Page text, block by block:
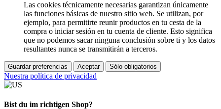
Las cookies técnicamente necesarias garantizan únicamente
las funciones básicas de nuestro sitio web. Se utilizan, por
ejemplo, para permitirte reunir productos en tu cesta de la
compra o iniciar sesión en tu cuenta de cliente. Esto significa
que no podemos sacar ninguna conclusión sobre ti y los datos
resultantes nunca se transmitirán a terceros.
Guardar preferencias Aceptar Sólo obligatorios
Nuestra política de privacidad
Bist du im richtigen Shop?